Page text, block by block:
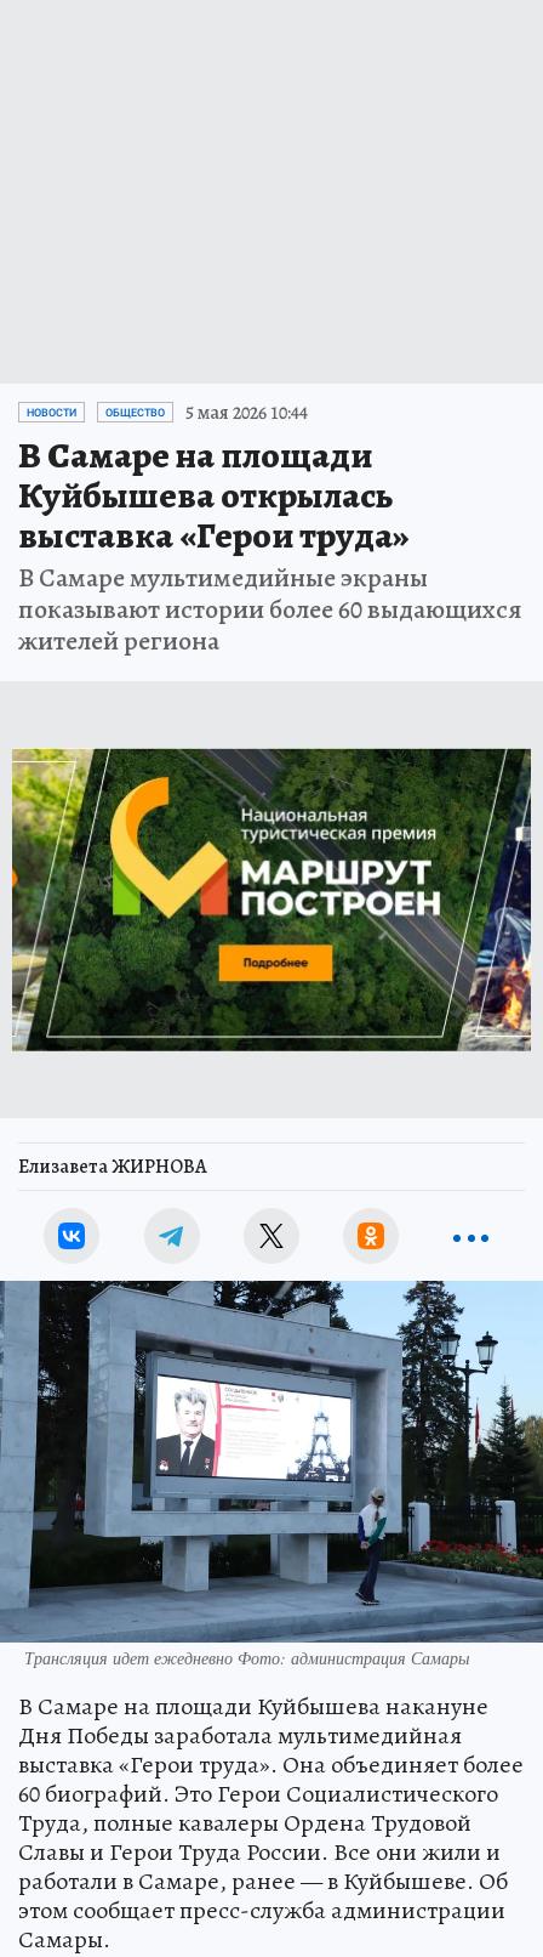
НОВОСТИ ОБЩЕСТВО 5 мая 2026 10:44
В Самаре на площади
Куйбышева открылась
выставка «Герои труда»
В Самаре мультимедийные экраны
показывают истории более 60 выдающихся
жителей региона
Елизавета ЖИРНОВА
Трансляция идет ежедневно Фото: администрация Самары
В Самаре на площади Куйбышева накануне
Дня Победы заработала мультимедийная
выставка «Герои труда». Она объединяет более
60 биографий. Это Герои Социалистического
Труда, полные кавалеры Ордена Трудовой
Славы и Герои Труда России. Все они жили и
работали в Самаре, ранее — в Куйбышеве. Об
этом сообщает пресс-служба администрации
Самары.